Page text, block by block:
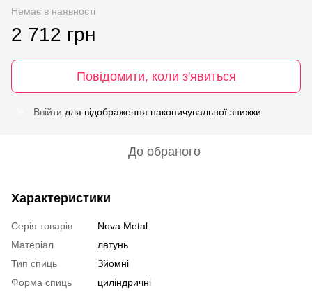
Немає в наявності
2 712 грн
Повідомити, коли з'явиться
Ввійти для відображення накопичувальної знижки
До обраного
Характеристики
Серія товарів
Nova Metal
Матеріал
латунь
Тип спиць
Зйомні
Форма спиць
циліндричні